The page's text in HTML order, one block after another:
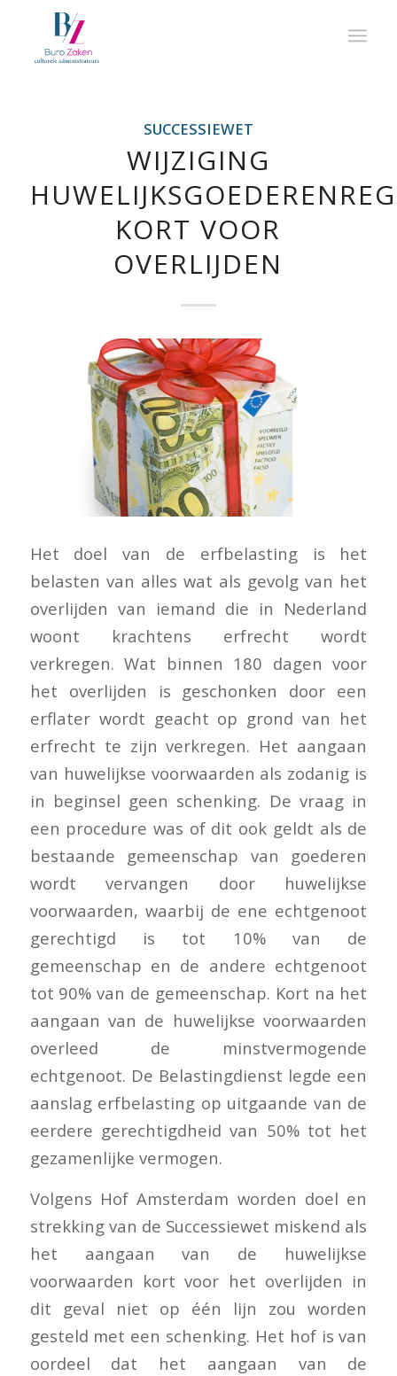
SUCCESSIEWET
WIJZIGING
KORT VOOR
OVERLIJDEN
Het doel van de erfbelasting is het
belasten van alles wat als gevolg van het
overlijden van iemand die in Nederland
woont krachtens erfrecht wordt
verkregen. Wat binnen 180 dagen voor
het overlijden is geschonken door een
erflater wordt geacht op grond van het
erfrecht te zijn verkregen. Het aangaan
van huwelijkse voorwaarden als zodanig is
in beginsel geen schenking. De vraag in
een procedure was of dit ook geldt als de
bestaande gemeenschap van goederen
wordt vervangen door huwelijkse
voorwaarden, waarbij de ene echtgenoot
gerechtigd is tot 10% van de
gemeenschap en de andere echtgenoot
tot 90% van de gemeenschap. Kort na het
aangaan van de huwelijkse voorwaarden
overleed de minstvermogende
echtgenoot. De Belastingdienst legde een
aanslag erfbelasting op uitgaande van de
eerdere gerechtigdheid van 50% tot het
gezamenlijke vermogen.
Volgens Hof Amsterdam worden doel en
strekking van de Successiewet miskend als
het aangaan van de huwelijkse
voorwaarden kort voor het overlijden in
dit geval niet op één lijn zou worden
gesteld met een schenking. Het hof is van
oordeel dat het aangaan van de